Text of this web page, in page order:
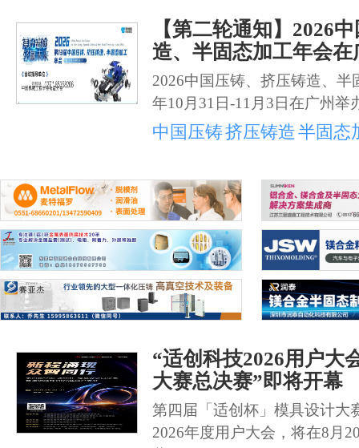
【第二轮通知】2026
造、半固态加工年会在
2026中国压铸、挤压铸造、半
年10月31日-11月3日在广州举
中国压铸挤压铸造半固态
“适创科技2026用户大
大赛总决赛”即将开幕
第四届「适创杯」模具设计大
2026年度用户大会，将在8月